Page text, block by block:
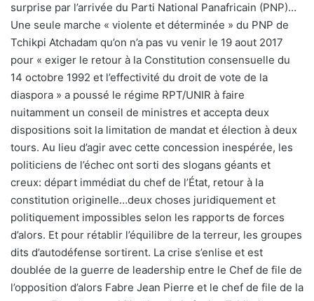
surprise par l’arrivée du Parti National Panafricain (PNP)…
Une seule marche « violente et déterminée » du PNP de
Tchikpi Atchadam qu’on n’a pas vu venir le 19 aout 2017
pour « exiger le retour à la Constitution consensuelle du
14 octobre 1992 et l’effectivité du droit de vote de la
diaspora » a poussé le régime RPT/UNIR à faire
nuitamment un conseil de ministres et accepta deux
dispositions soit la limitation de mandat et élection à deux
tours. Au lieu d’agir avec cette concession inespérée, les
politiciens de l’échec ont sorti des slogans géants et
creux: départ immédiat du chef de l’État, retour à la
constitution originelle…deux choses juridiquement et
politiquement impossibles selon les rapports de forces
d’alors. Et pour rétablir l’équilibre de la terreur, les groupes
dits d’autodéfense sortirent. La crise s’enlise et est
doublée de la guerre de leadership entre le Chef de file de
l’opposition d’alors Fabre Jean Pierre et le chef de file de la